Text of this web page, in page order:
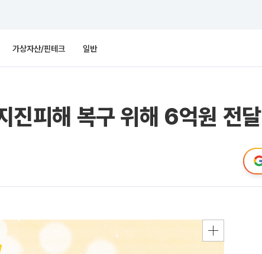
가상자산/핀테크 일반
진피해 복구 위해 6억원 전달